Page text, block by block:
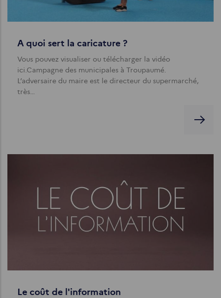
A quoi sert la caricature ?
Vous pouvez visualiser ou télécharger la vidéo
ici.Campagne des municipales à Troupaumé.
L’adversaire du maire est le directeur du supermarché,
très…
Le coût de l'information